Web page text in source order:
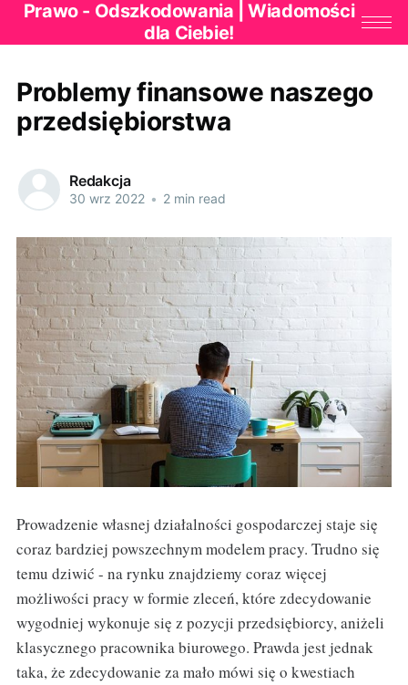
Prawo - Odszkodowania | Wiadomości
dla Ciebie!
Problemy finansowe naszego
przedsiębiorstwa
Redakcja
30 wrz 2022 • 2 min read
Prowadzenie własnej działalności gospodarczej staje się
coraz bardziej powszechnym modelem pracy. Trudno się
temu dziwić - na rynku znajdziemy coraz więcej
możliwości pracy w formie zleceń, które zdecydowanie
wygodniej wykonuje się z pozycji przedsiębiorcy, aniżeli
klasycznego pracownika biurowego. Prawda jest jednak
taka, że zdecydowanie za mało mówi się o kwestiach